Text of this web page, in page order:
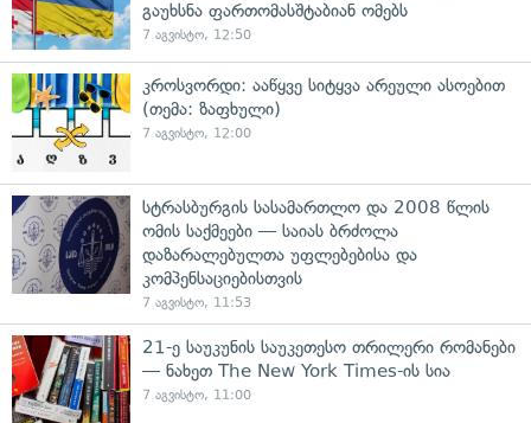
გაუხსნა ფართომასშტაბიან ომებს
7 აგვისტო, 12:50
კროსვორდი: ააწყვე სიტყვა არეული ასოებით
(თემა: ზაფხული)
7 აგვისტო, 12:00
სტრასბურგის სასამართლო და 2008 წლის
ომის საქმეები — საიას ბრძოლა
დაზარალებულთა უფლებებისა და
კომპენსაციებისთვის
7 აგვისტო, 11:53
21-ე საუკუნის საუკეთესო თრილერი რომანები
— ნახეთ The New York Times-ის სია
7 აგვისტო, 11:00